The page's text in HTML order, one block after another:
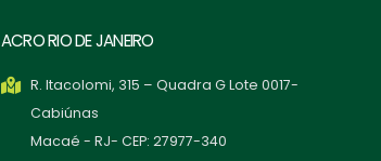
ACRO RIO DE JANEIRO
R. Itacolomi, 315 – Quadra G Lote 0017-
Cabiúnas
Macaé - RJ- CEP: 27977-340